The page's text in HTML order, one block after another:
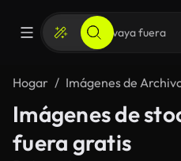
Hogar Imágenes de
Imágenes de
fuera gratis